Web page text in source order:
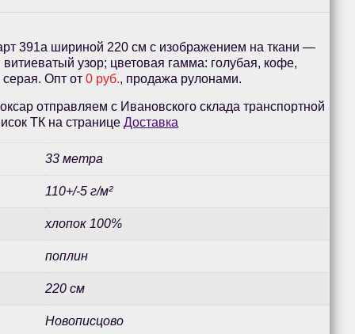
391а шириной 220 см с изображением на ткани —
витиеватый узор; цветовая гамма: голубая, кофе,
серая. Опт от0 руб., продажа рулонами.
отправляем с Ивановского склада транспортной
ТК на страницеДоставка
33 метра
110+/-5 г/м²
хлопок 100%
поплин
220 см
Новописцово